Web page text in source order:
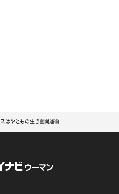
はやともの生き霊開運術